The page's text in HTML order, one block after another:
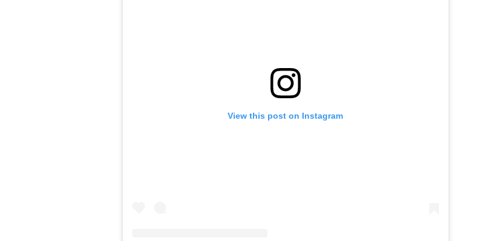
View this post on Instagram